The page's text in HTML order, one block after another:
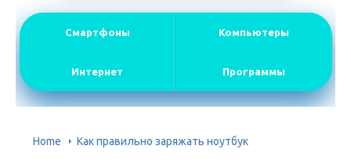
Смартфоны Компьютеры
Интернет Программы
Home Как правильно заряжать ноутбук